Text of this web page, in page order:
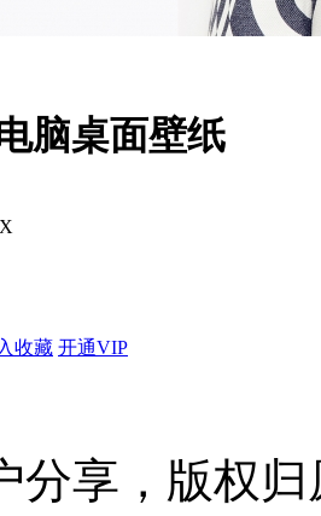
脑桌面壁纸
收藏 开通VIP
分享，版权